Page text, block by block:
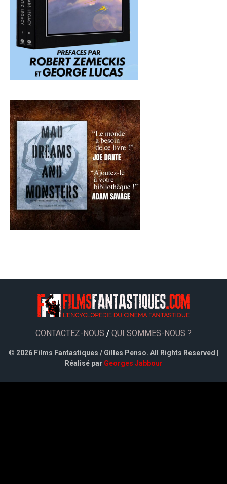
CONTACTEZ-NOUS / QUI SOMMES-NOUS ?
© 2026 Films Fantastiques / Gilles Penso. All Rights Reserved |
Réalisé par Georges Jabbour